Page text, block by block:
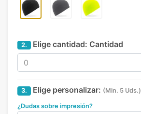
2. Elige cantidad: Cantidad
3. Elige personalizar: (Min. 5 Uds.)
¿Dudas sobre impresión?